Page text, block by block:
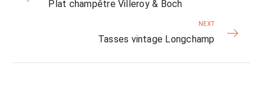
Plat champêtre Villeroy & Boch
NEXT
Tasses vintage Longchamp